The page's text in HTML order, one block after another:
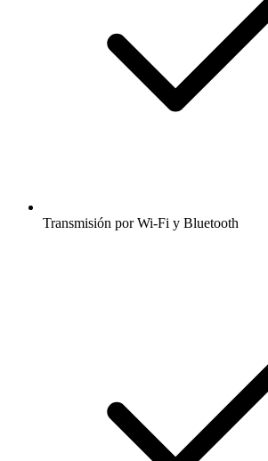
Transmisión por Wi-Fi y Bluetooth